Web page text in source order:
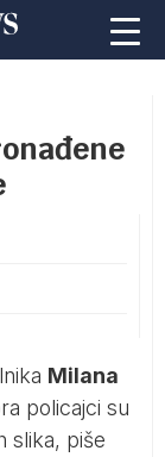
Milana
policajci su
slika, piše